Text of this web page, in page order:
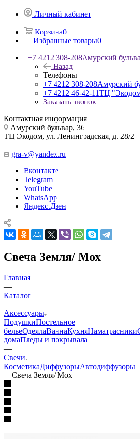
Личный кабинет
Корзина0
Избранные товары0
+7 4212 308-208Амурский
Назад
Телефоны
+7 4212 308-208Амурский
+7 4212 46-42-11ТЦ
Заказать звонок
Контактная информация
Амурский бульвар, 36
ТЦ Экодом, ул. Ленинградская, д. 28/2
gra-v@yandex.ru
Вконтакте
Telegram
YouTube
WhatsApp
Яндекс.Дзен
Свеча Земля/ Мох
Главная
—
Каталог
—
Аксессуары
ПодушкиПостельное
бельеОдеялаВаннаКухняНаматрасники
домаПледы и покрывала
—
Свечи
КосметикаДиффузорыАвтодиффузоры
—Свеча Земля/ Мох